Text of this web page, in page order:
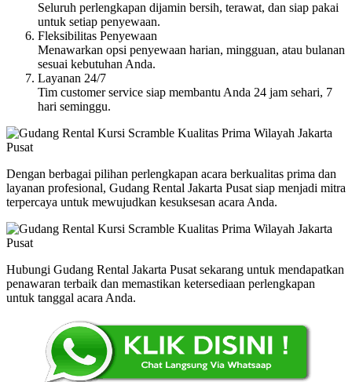
Seluruh perlengkapan dijamin bersih, terawat, dan siap pakai
untuk setiap penyewaan.
Fleksibilitas Penyewaan
Menawarkan opsi penyewaan harian, mingguan, atau bulanan
sesuai kebutuhan Anda.
Layanan 24/7
Tim customer service siap membantu Anda 24 jam sehari, 7
hari seminggu.
Dengan berbagai pilihan perlengkapan acara berkualitas prima dan
layanan profesional, Gudang Rental Jakarta Pusat siap menjadi mitra
terpercaya untuk mewujudkan kesuksesan acara Anda.
Hubungi Gudang Rental Jakarta Pusat sekarang untuk mendapatkan
penawaran terbaik dan memastikan ketersediaan perlengkapan
untuk tanggal acara Anda.